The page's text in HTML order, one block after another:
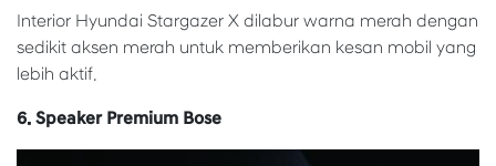
Interior Hyundai Stargazer X dilabur warna merah dengan
sedikit aksen merah untuk memberikan kesan mobil yang
lebih aktif.
6. Speaker Premium Bose